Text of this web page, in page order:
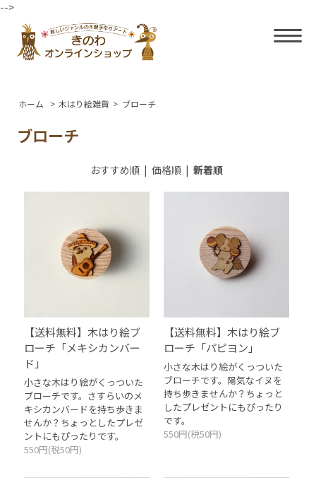
-->
ホーム > 木はり絵雑貨 > ブローチ
ブローチ
おすすめ順| 価格順| 新着順
【送料無料】木はり絵ブ
ローチ「メキシカンバー
ド」
小さな木はり絵がくっついた
ブローチです。さすらいのメ
キシカンバードを持ち歩きま
せんか？ちょっとしたプレゼ
ントにもぴったりです。
550円(税50円)
【送料無料】木はり絵ブ
ローチ「パピヨン」
小さな木はり絵がくっついた
ブローチです。陽気なイヌを
持ち歩きませんか？ちょっと
したプレゼントにもぴったり
です。
550円(税50円)